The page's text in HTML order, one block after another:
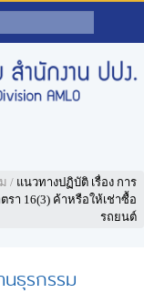
/ แนวทางปฏิบัติ เรื่อง การ
า 16(3) ค้าหรือให้เช่าซื้อ
รถยนต์
ธุรกรรม